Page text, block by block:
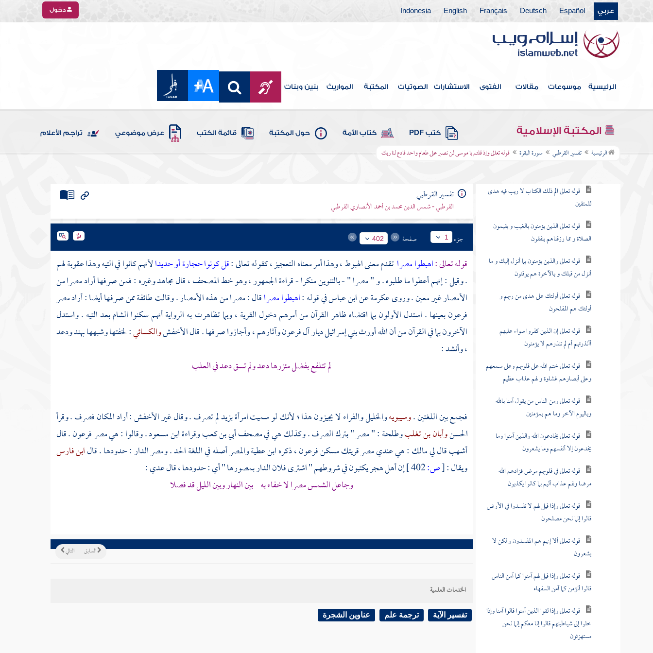
عربي Español
Deutsch
Français
English
Indonesia دخول
الرئيسية موسوعات مقالات الفتوى الاستشارات الصوتيات المكتبة المواريث بنين وبنات
المكتبة الإسلامية كتب PDF كتاب الأمة حول المكتبة قائمة الكتب عرض موضوعي تراجم الأعلام
الرئيسية تفسير القرطبي سورة البقرة قوله تعالى وإذ قلتم يا موسى لن نصبر على طعام واحد فادع لنا ربك
باب ما جاء من الحجة في الرد على
من طعن في القرآن وخالف مصحف
عثمان بالزيادة والنقصان
سورة الفاتحة
سورة البقرة
قوله تعالى الم ذلك الكتاب لا ريب فيه هدى
للمتقين
قوله تعالى الذين يؤمنون بالغيب و يقيمون
الصلاة و مما رزقناهم ينفقون
قوله تعالى والذين يؤمنون بما أنزل إليك و ما
أنزل من قبلك و بالآخرة هم يوقنون
قوله تعالى أولئك على هدى من ربهم و
أولئك هم المفلحون
قوله تعالى إن الذين كفروا سواء عليهم
أأنذرتهم أم لم تنذرهم لا يؤمنون
قوله تعالى ختم الله على قلوبهم وعلى سمعهم
وعلى أبصارهم غشاوة و لهم عذاب عظيم
قوله تعالى ومن الناس من يقول آمنا بالله
وباليوم الآخر وما هم بمؤمنين
قوله تعالى يخادعون الله والذين آمنوا وما
يخدعون إلا أنفسهم وما يشعرون
قوله تعالى في قلوبهم مرض فزادهم الله
مرضا ولهم عذاب أليم بما كانوا يكذبون
قوله تعالى وإذا قيل لهم لا تفسدوا في الأرض
قالوا إنما نحن مصلحون
قوله تعالى ألا إنهم هم المفسدون و لكن لا
يشعرون
قوله تعالى وإذا قيل لهم آمنوا كما آمن الناس
قالوا أنؤمن كما آمن السفهاء
قوله تعالى وإذا لقوا الذين آمنوا قالوا آمنا وإذا
خلوا إلى شياطينهم قالوا إنا معكم إنما نحن
مستهزئون
تفسير القرطبي
القرطبي - شمس الدين محمد بن أحمد الأنصاري القرطبي
جزء 1 صفحة 402
قوله تعالى :اهبطوا مصرا تقدم معنى الهبوط ، وهذا أمر معناه التعجيز ، كقوله تعالى :قل كونوا حجارة أو حديدالأنهم كانوا في التيه وهذا عقوبة لهم
. وقيل : إنهم أعطوا ما طلبوه . و " مصرا " - بالتنوين منكرا - قراءة الجمهور ، وهو خط المصحف ، قالمجاهدوغيره : فمن صرفها أراد مصرا من
الأمصار غير معين . وروىعكرمةعنابن عباسفي قوله :اهبطوا مصراقال : مصرا من هذه الأمصار . وقالت طائفة ممن صرفها أيضا : أرادمصر
فرعون بعينها . استدل الأولون بما اقتضاه ظاهر القرآن من أمرهم دخول القرية ، وبما تظاهرت به الرواية أنهم سكنواالشامبعد التيه . واستدل
الآخرون بما في القرآن من أن الله أورث بني إسرائيل ديار آل فرعون وآثارهم ، وأجازوا صرفها . قالالأخفشوالكسائي: لخفتها وشبهها بهند ودعد
، وأنشد :
لم تتلفع بفضل مئزرها دعد ولم تسق دعد في العلب
فجمع بين اللغتين .وسيبويهوالخليلوالفراءلا يجيزون هذا ؛ لأنك لو سميت امرأة بزيد لم تصرف . وقال غيرالأخفش: أراد المكان فصرف . وقرأ
الحسنوأبان بن تغلبوطلحة : "مصر" بترك الصرف . وكذلك هي في مصحفأبي بن كعبوقراءةابن مسعود. وقالوا : هيمصرفرعون. قال
أشهبقال ليمالك: هي عنديمصرقريتك مسكنفرعون، ذكرهابن عطيةوالمصر أصله في اللغة الحد . ومصر الدار : حدودها . قالابن فارس
ويقال :[ص: إنأهل هجريكتبون في شروطهم " اشترى فلان الدار بمصورها " أي : حدودها ، قالعدي:
وجاعل الشمسمصرالا خفاء به بين النهار وبين الليل قد فصلا
التالي السابق
الخدمات العلمية
تفسير الآية ترجمة علم عناوين الشجرة